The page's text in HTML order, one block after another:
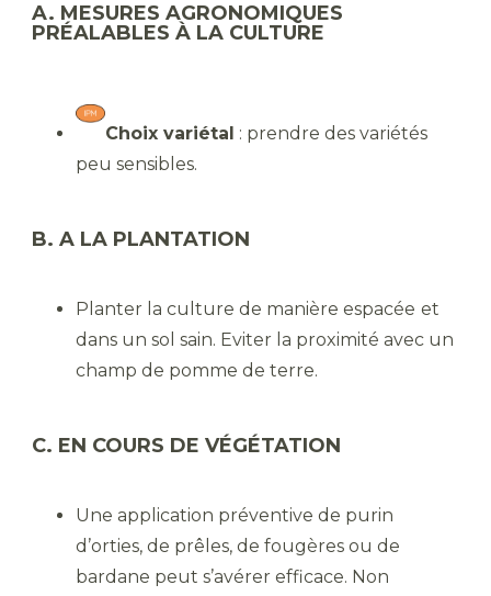
A. MESURES AGRONOMIQUES
PRÉALABLES À LA CULTURE
Choix variétal : prendre des variétés
peu sensibles.
B. A LA PLANTATION
Planter la culture de manière espacée et
dans un sol sain. Eviter la proximité avec un
champ de pomme de terre.
C. EN COURS DE VÉGÉTATION
Une application préventive de purin
d’orties, de prêles, de fougères ou de
bardane peut s’avérer efficace. Non